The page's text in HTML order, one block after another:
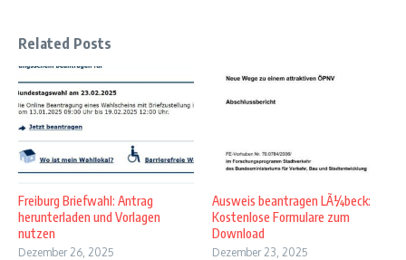
Related Posts
Freiburg Briefwahl: Antrag
herunterladen und Vorlagen
nutzen
Dezember 26, 2025
Ausweis beantragen LÃ¼beck:
Kostenlose Formulare zum
Download
Dezember 23, 2025